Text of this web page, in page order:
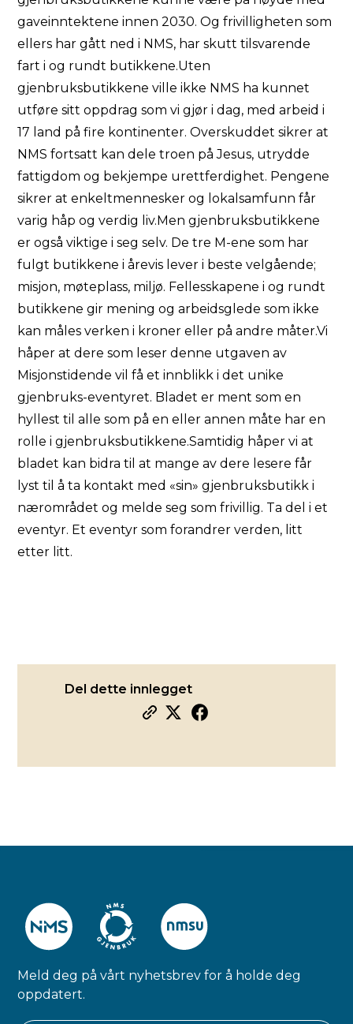
gaveinntektene innen 2030. Og frivilligheten som
ellers har gått ned i NMS, har skutt tilsvarende
fart i og rundt butikkene.Uten
gjenbruksbutikkene ville ikke NMS ha kunnet
utføre sitt oppdrag som vi gjør i dag, med arbeid i
17 land på fire kontinenter. Overskuddet sikrer at
NMS fortsatt kan dele troen på Jesus, utrydde
fattigdom og bekjempe urettferdighet. Pengene
sikrer at enkeltmennesker og lokalsamfunn får
varig håp og verdig liv.Men gjenbruksbutikkene
er også viktige i seg selv. De tre M-ene som har
fulgt butikkene i årevis lever i beste velgående;
misjon, møteplass, miljø. Fellesskapene i og rundt
butikkene gir mening og arbeidsglede som ikke
kan måles verken i kroner eller på andre måter.Vi
håper at dere som leser denne utgaven av
Misjonstidende vil få et innblikk i det unike
gjenbruks-eventyret. Bladet er ment som en
hyllest til alle som på en eller annen måte har en
rolle i gjenbruksbutikkene.Samtidig håper vi at
bladet kan bidra til at mange av dere lesere får
lyst til å ta kontakt med «sin» gjenbruksbutikk i
nærområdet og melde seg som frivillig. Ta del i et
eventyr. Et eventyr som forandrer verden, litt
etter litt.
Del dette innlegget
Meld deg på vårt nyhetsbrev for å holde deg
oppdatert.